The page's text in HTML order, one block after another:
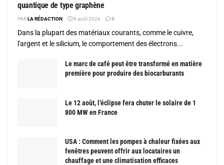
quantique de type graphène
PAR LA RÉDACTION 8 août 2026 0
Dans la plupart des matériaux courants, comme le cuivre,
l'argent et le silicium, le comportement des électrons...
Le marc de café peut être transformé en matière
première pour produire des biocarburants
Le 12 août, l’éclipse fera chuter le solaire de 1
800 MW en France
USA : Comment les pompes à chaleur fixées aux
fenêtres peuvent offrir aux locataires un
chauffage et une climatisation efficaces